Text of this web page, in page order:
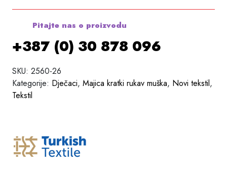
Pitajte nas o proizvodu
+387 (0) 30 878 096
SKU: 2560-26
Kategorije: Dječaci, Majica kratki rukav muška, Novi tekstil,
Tekstil